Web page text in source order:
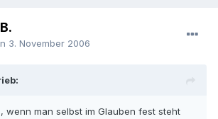
3. November 2006
wenn man selbst im Glauben fest steht